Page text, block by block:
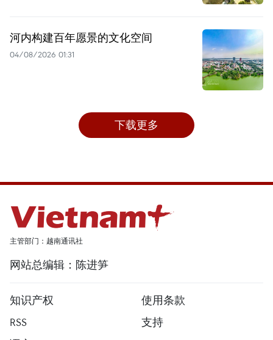
河内构建百年愿景的文化空间
04/08/2026 01:31
下载更多
主管部门：越南通讯社
网站总编辑：陈进笋
知识产权
使用条款
RSS
支持